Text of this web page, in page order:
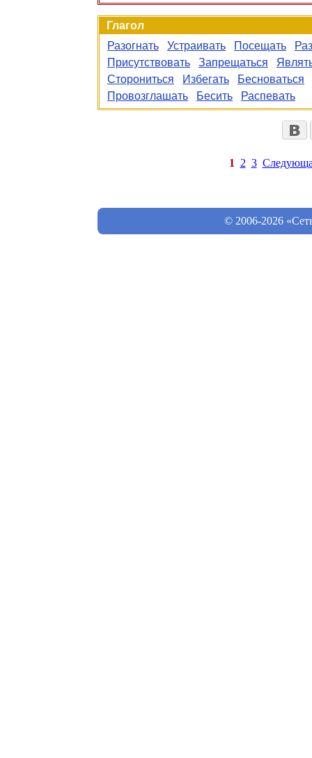
Глагол
Разогнать
Устраивать Посещать
Присутствовать
Запрещаться
Сторониться
Избегать
Бесноваться
Провозглашать
Бесить Распевать
1 2 3
© 2006-2026